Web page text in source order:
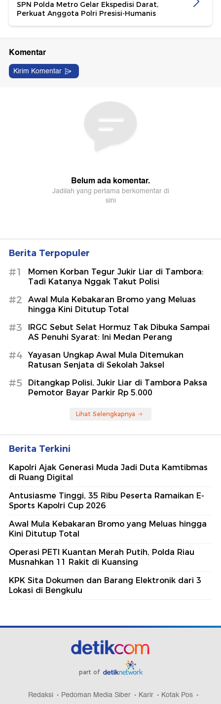
SPN Polda Metro Gelar Ekspedisi Darat,
Perkuat Anggota Polri Presisi-Humanis
Berita Terpopuler
#1
Momen Korban Tegur Jukir Liar di Tambora:
Tadi Katanya Nggak Takut Polisi
#2
Awal Mula Kebakaran Bromo yang Meluas
hingga Kini Ditutup Total
#3
IRGC Sebut Selat Hormuz Tak Dibuka Sampai
AS Penuhi Syarat: Ini Medan Perang
#4
Yayasan Ungkap Awal Mula Ditemukan
Ratusan Senjata di Sekolah Jaksel
#5
Ditangkap Polisi, Jukir Liar di Tambora Paksa
Pemotor Bayar Parkir Rp 5.000
Lihat Selengkapnya
Berita Terkini
Kapolri Ajak Generasi Muda Jadi Duta Kamtibmas
di Ruang Digital
Antusiasme Tinggi, 35 Ribu Peserta Ramaikan E-
Sports Kapolri Cup 2026
Awal Mula Kebakaran Bromo yang Meluas hingga
Kini Ditutup Total
Operasi PETI Kuantan Merah Putih, Polda Riau
Musnahkan 11 Rakit di Kuansing
KPK Sita Dokumen dan Barang Elektronik dari 3
Lokasi di Bengkulu
part of
Redaksi Pedoman Media Siber Karir
Kotak Pos